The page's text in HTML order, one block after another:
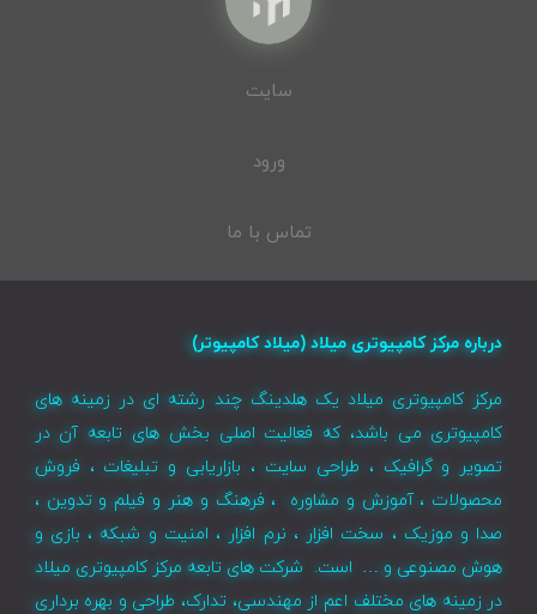
سایت
ورود
تماس با ما
درباره مرکز کامپیوتری میلاد (میلاد کامپیوتر)
مرکز کامپیوتری میلاد یک هلدینگ چند رشته ای در زمینه های
کامپیوتری می باشد، که فعالیت اصلی بخش های تابعه آن در
تصویر و گرافیک ، طراحی سایت ، بازاریابی و تبلیغات ، فروش
محصولات ، آموزش و مشاوره ، فرهنگ و هنر و فیلم و تدوین ،
صدا و موزیک ، سخت افزار ، نرم افزار ، امنیت و شبکه ، بازی و
هوش مصنوعی و … است. شرکت های تابعه مرکز کامپیوتری میلاد
در زمینه های مختلف اعم از مهندسی، تدارک، طراحی و بهره برداری